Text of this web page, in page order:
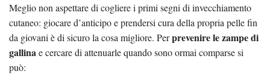
Meglio non aspettare di cogliere i primi segni di invecchiamento
cutaneo: giocare d’anticipo e prendersi cura della propria pelle fin
da giovani è di sicuro la cosa migliore. Perprevenire le zampe di
gallinae cercare di attenuarle quando sono ormai comparse si
può: